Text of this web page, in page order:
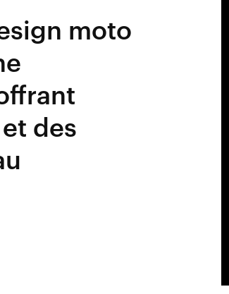
moto
des